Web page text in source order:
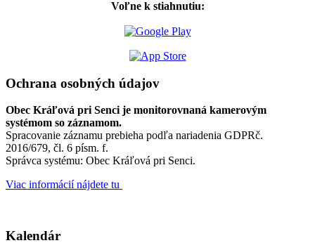
Voľne k stiahnutiu:
Ochrana osobných údajov
Obec Kráľová pri Senci je monitorovnaná kamerovým
systémom so záznamom.
Spracovanie záznamu prebieha podľa nariadenia GDPRč.
2016/679, čl. 6 písm. f.
Správca systému: Obec Kráľová pri Senci.
Viac informácií nájdete tu
Kalendár